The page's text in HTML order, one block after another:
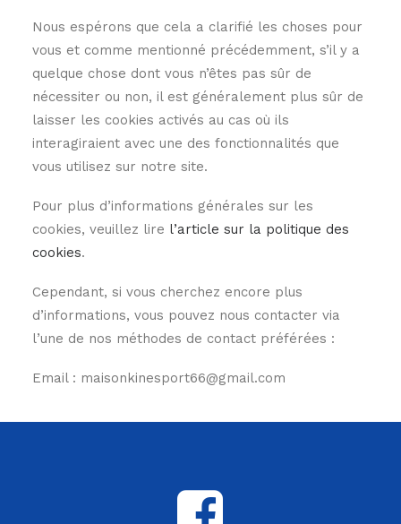
Nous espérons que cela a clarifié les choses pour
vous et comme mentionné précédemment, s’il y a
quelque chose dont vous n’êtes pas sûr de
nécessiter ou non, il est généralement plus sûr de
laisser les cookies activés au cas où ils
interagiraient avec une des fonctionnalités que
vous utilisez sur notre site.
Pour plus d’informations générales sur les
cookies, veuillez lire l’article sur la politique des
cookies.
Cependant, si vous cherchez encore plus
d’informations, vous pouvez nous contacter via
l’une de nos méthodes de contact préférées :
Email : maisonkinesport66@gmail.com